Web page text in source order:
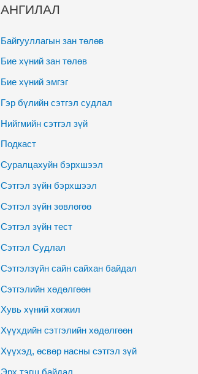
АНГИЛАЛ
Байгууллагын зан төлөв
Бие хүний зан төлөв
Бие хүний эмгэг
Гэр бүлийн сэтгэл судлал
Нийгмийн сэтгэл зүй
Подкаст
Суралцахуйн бэрхшээл
Сэтгэл зүйн бэрхшээл
Сэтгэл зүйн зөвлөгөө
Сэтгэл зүйн тест
Сэтгэл Судлал
Сэтгэлзүйн сайн сайхан байдал
Сэтгэлийн хөдөлгөөн
Хувь хүний хөгжил
Хүүхдийн сэтгэлийн хөдөлгөөн
Хүүхэд, өсвөр насны сэтгэл зүй
Эрх тэгш байдал